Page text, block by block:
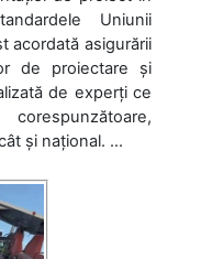
Uniunii
acordată asigurării
de proiectare și
de experți ce
și național. ...